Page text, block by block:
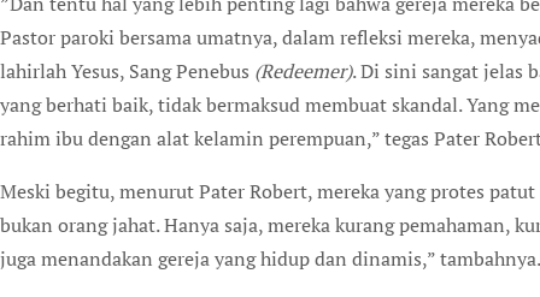
Pastor paroki bersama umatnya, dalam refleksi mereka,
lahirlah Yesus, Sang Penebus (Redeemer). Di sini sangat jelas
yang berhati baik, tidak bermaksud membuat skandal. Yang
rahim ibu dengan alat kelamin perempuan,” tegas Pater
Meski begitu, menurut Pater Robert, mereka yang protes
bukan orang jahat. Hanya saja, mereka kurang pemahaman,
juga menandakan gereja yang hidup dan dinamis,” tambahnya.